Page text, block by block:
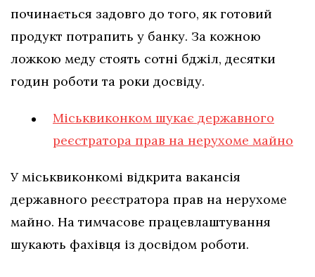
починається задовго до того, як готовий
продукт потрапить у банку. За кожною
ложкою меду стоять сотні бджіл, десятки
годин роботи та роки досвіду.
Міськвиконком шукає державного
реєстратора прав на нерухоме майно
У міськвиконкомі відкрита вакансія
державного реєстратора прав на нерухоме
майно. На тимчасове працевлаштування
шукають фахівця із досвідом роботи.